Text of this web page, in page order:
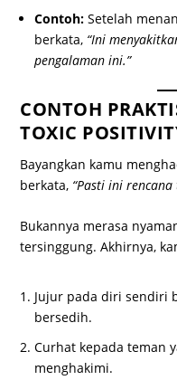
Contoh: Setelah
berkata, “Ini
pengalaman ini.”
CONTOH
TOXIC
Bayangkan kamu
berkata, “Pasti ini
Bukannya merasa
tersinggung. Akhirnya,
Jujur pada diri sendiri
bersedih.
Curhat kepada teman
menghakimi.